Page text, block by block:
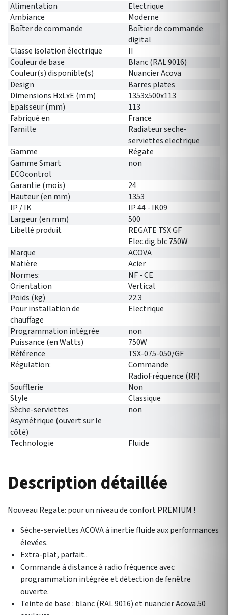
Alimentation
Electrique
Ambiance
Moderne
Boîter de commande
Boîtier de commande
digital
Classe isolation électrique
II
Couleur de base
Blanc (RAL 9016)
Couleur(s) disponible(s)
Nuancier Acova
Design
Barres plates
Dimensions HxLxE (mm)
1353x500x113
Epaisseur (mm)
113
Fabriqué en
France
Famille
Radiateur seche-
serviettes electrique
Gamme
Régate
Gamme Smart
ECOcontrol
non
Garantie (mois)
24
Hauteur (en mm)
1353
IP / IK
IP 44 - IK09
Largeur (en mm)
500
Libellé produit
REGATE TSX GF
Elec.dig.blc 750W
Marque
ACOVA
Matière
Acier
Normes:
NF - CE
Orientation
Vertical
Poids (kg)
22.3
Pour installation de
chauffage
Electrique
Programmation intégrée
non
Puissance (en Watts)
750W
Référence
TSX-075-050/GF
Régulation:
Commande
RadioFréquence (RF)
Soufflerie
Non
Style
Classique
Sèche-serviettes
Asymétrique (ouvert sur le
côté)
non
Technologie Fluide
Description détaillée
Nouveau Regate: pour un niveau de confort PREMIUM !
Sèche-serviettes ACOVA à inertie fluide aux performances
élevées.
Extra-plat, parfait..
Commande à distance à radio fréquence avec
programmation intégrée et détection de fenêtre
ouverte.
Teinte de base : blanc (RAL 9016) et nuancier Acova 50